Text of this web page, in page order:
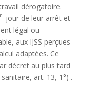
dérogatoire.
jour de leur arrêt et
légal ou
aux IJSS perçues
adaptées. Ce
décret au plus tard
art. 13, 1°) .